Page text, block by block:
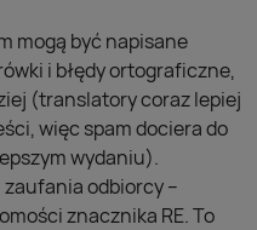
mogą być napisane
i błędy ortograficzne,
(translatory coraz lepiej
więc spam dociera do
wydaniu).
odbiorcy –
znacznika RE. To